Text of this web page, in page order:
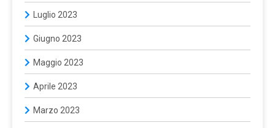
Luglio 2023
Giugno 2023
Maggio 2023
Aprile 2023
Marzo 2023